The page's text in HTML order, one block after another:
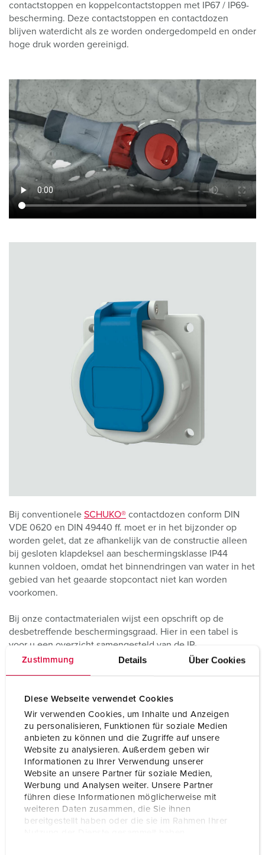
Zustimmung Details Über Cookies
Diese Webseite verwendet Cookies
Wir verwenden Cookies, um Inhalte und Anzeigen
zu personalisieren, Funktionen für soziale Medien
anbieten zu können und die Zugriffe auf unsere
Website zu analysieren. Außerdem geben wir
Informationen zu Ihrer Verwendung unserer
Website an unsere Partner für soziale Medien,
Werbung und Analysen weiter. Unsere Partner
führen diese Informationen möglicherweise mit
weiteren Daten zusammen, die Sie ihnen
bereitgestellt haben oder die sie im Rahmen Ihrer
contactstoppen en koppelcontactstoppen met IP67 / IP69-
bescherming. Deze contactstoppen en contactdozen
blijven waterdicht als ze worden ondergedompeld en onder
hoge druk worden gereinigd.
Bij conventionele SCHUKO® contactdozen conform DIN
VDE 0620 en DIN 49440 ff. moet er in het bijzonder op
worden gelet, dat ze afhankelijk van de constructie alleen
bij gesloten klapdeksel aan beschermingsklasse IP44
kunnen voldoen, omdat het binnendringen van water in het
gebied van het geaarde stopcontact niet kan worden
voorkomen.
Bij onze contactmaterialen wijst een opschrift op de
desbetreffende beschermingsgraad. Hier in een tabel is
voor u een overzicht samengesteld van de IP-
beschermingsgraden conform EN/IEC 60529 (onjuist ook
Tabel IP-beschermingsgraden
1e cijfer
E
N
6
Bescherming tegen
vreemde voorwerpen
Bescherming
tegen
aanraking met